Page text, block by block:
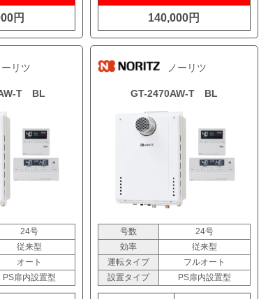
円 140,000円
ーリツ
T BL
24号
従来型
オート
PS扉内設置型
ノーリツ
GT-2470AW-T BL
号数
24号
効率
従来型
運転タイプ
フルオート
設置タイプ
PS扉内設置型